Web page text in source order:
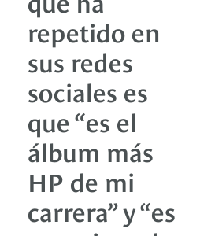
repetido en
sus redes
sociales es
que “es el
álbum más
HP de mi
carrera” y “es